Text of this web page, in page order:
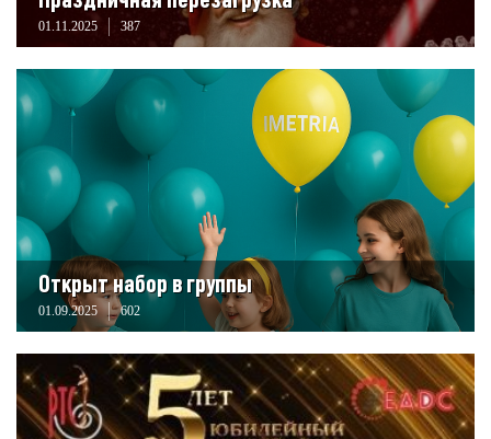
01.11.2025 387
Открыт набор в группы
01.09.2025 602